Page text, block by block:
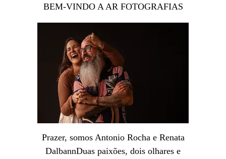
BEM-VINDO A AR FOTOGRAFIAS
Prazer, somos Antonio Rocha e Renata
DalbannDuas paixões, dois olhares e